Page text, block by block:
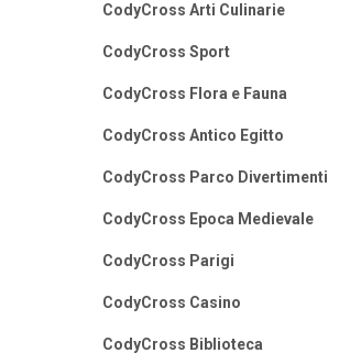
CodyCross Arti Culinarie
CodyCross Sport
CodyCross Flora e Fauna
CodyCross Antico Egitto
CodyCross Parco Divertimenti
CodyCross Epoca Medievale
CodyCross Parigi
CodyCross Casino
CodyCross Biblioteca